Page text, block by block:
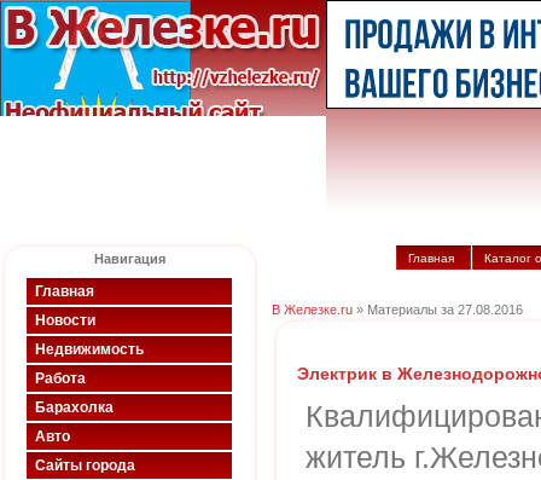
Навигация
Главная
Новости
Недвижимость
Работа
Барахолка
Авто
Сайты города
Главная Каталог
В Железке.ru » Материалы за 27.08.2016
Электрик в
житель